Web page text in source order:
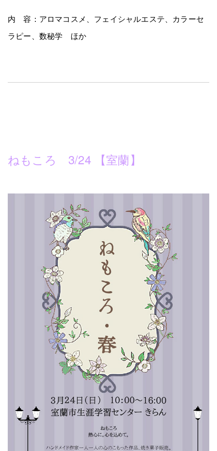
内 容：アロマコスメ、フェイシャルエステ、カラーセ
ラピー、数秘学 ほか
ねもころ 3/24 【室蘭】